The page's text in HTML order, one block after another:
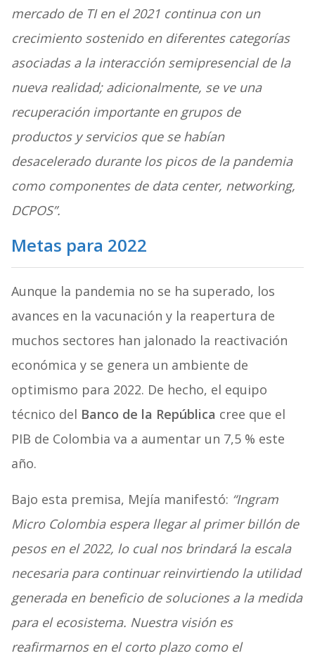
mercado de TI en el 2021 continua con un
crecimiento sostenido en diferentes categorías
asociadas a la interacción semipresencial de la
nueva realidad; adicionalmente, se ve una
recuperación importante en grupos de
productos y servicios que se habían
desacelerado durante los picos de la pandemia
como componentes de data center, networking,
DCPOS”.
Metas para 2022
Aunque la pandemia no se ha superado, los
avances en la vacunación y la reapertura de
muchos sectores han jalonado la reactivación
económica y se genera un ambiente de
optimismo para 2022. De hecho, el equipo
técnico del Banco de la República cree que el
PIB de Colombia va a aumentar un 7,5 % este
año.
Bajo esta premisa, Mejía manifestó: “Ingram
Micro Colombia espera llegar al primer billón de
pesos en el 2022, lo cual nos brindará la escala
necesaria para continuar reinvirtiendo la utilidad
generada en beneficio de soluciones a la medida
para el ecosistema. Nuestra visión es
reafirmarnos en el corto plazo como el